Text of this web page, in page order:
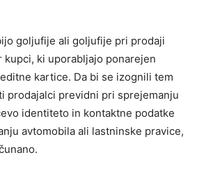
goljufije ali goljufije pri prodaji
kupci, ki uporabljajo ponarejen
kartice. Da bi se izognili tem
prodajalci previdni pri sprejemanju
identiteto in kontaktne podatke
avtomobila ali lastninske pravice,